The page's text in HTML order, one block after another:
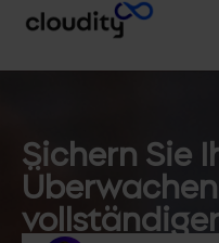
Sichern Sie